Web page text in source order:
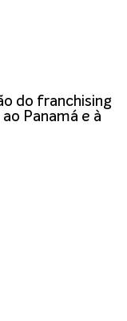
do franchising
Panamá e à